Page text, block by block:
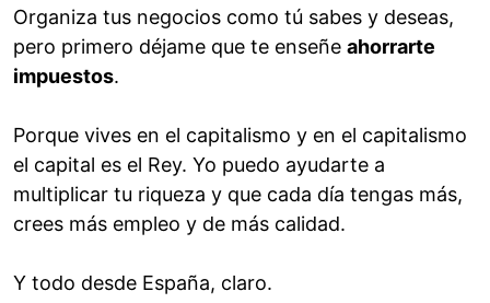
Organiza tus negocios como tú sabes y deseas,
pero primero déjame que te enseñe ahorrarte
impuestos.
Porque vives en el capitalismo y en el capitalismo
el capital es el Rey. Yo puedo ayudarte a
multiplicar tu riqueza y que cada día tengas más,
crees más empleo y de más calidad.
Y todo desde España, claro.